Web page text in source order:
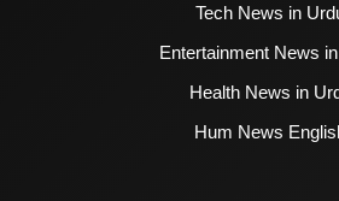
Tech News in
Entertainment News
Health News in
Hum News